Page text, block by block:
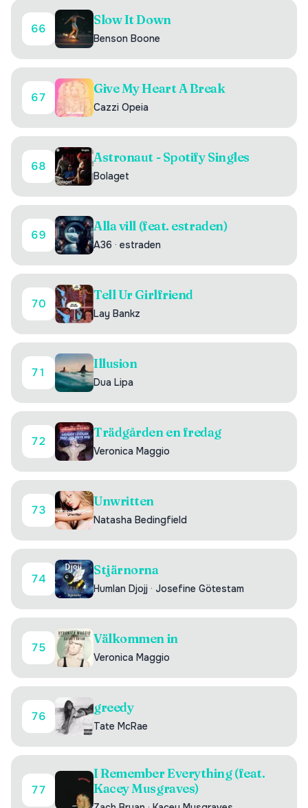
66
Slow It Down
Benson Boone
67
Give My Heart A Break
Cazzi Opeia
68
Astronaut - Spotify Singles
Bolaget
69
Alla vill (feat. estraden)
A36 · estraden
70
Tell Ur Girlfriend
Lay Bankz
71
Illusion
Dua Lipa
72
Trädgården en fredag
Veronica Maggio
73
Unwritten
Natasha Bedingfield
74
Stjärnorna
Humlan Djojj · Josefine Götestam
75
Välkommen in
Veronica Maggio
76
greedy
Tate McRae
77
I Remember Everything (feat.
Kacey Musgraves)